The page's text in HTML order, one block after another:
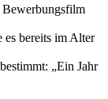
Bewerbungsfilm
es bereits im Alter
„Ein Jahr